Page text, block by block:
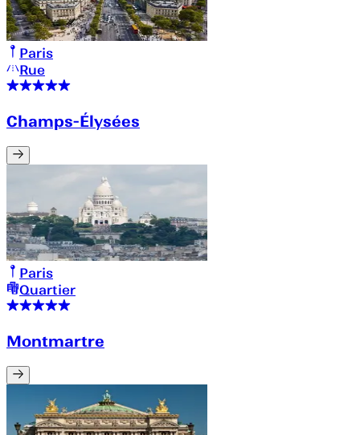
Paris
Rue
Champs-Élysées
Paris
Quartier
Montmartre